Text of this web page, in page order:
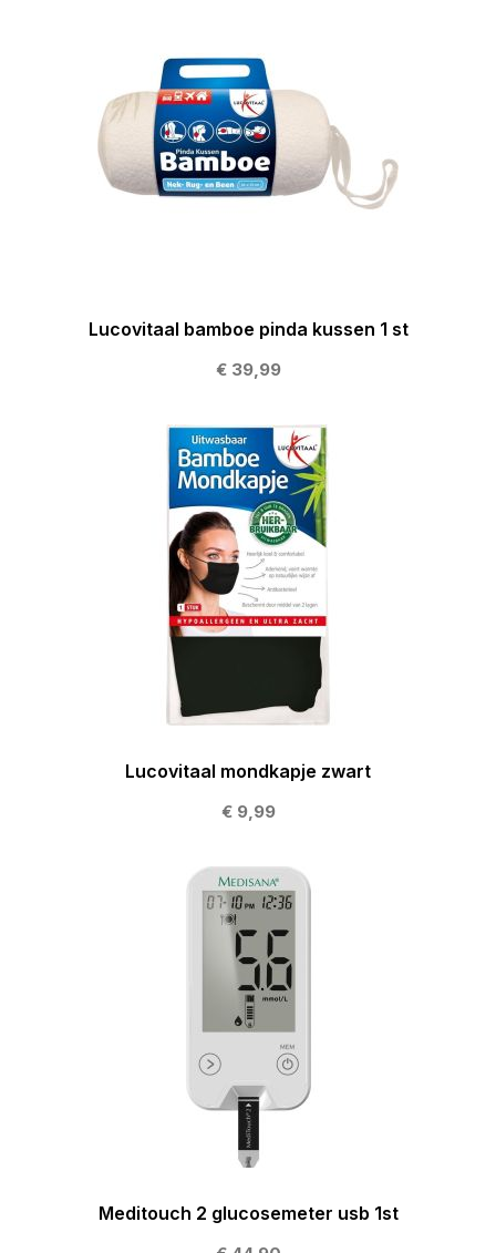
Lucovitaal bamboe pinda kussen 1 st
€ 39,99
Lucovitaal mondkapje zwart
€ 9,99
Meditouch 2 glucosemeter usb 1st